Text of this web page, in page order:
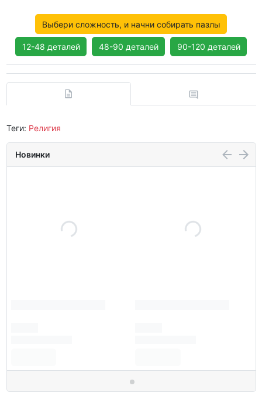
Выбери сложность, и начни собирать пазлы
12-48 деталей 48-90 деталей 90-120 деталей
Теги: Религия
Новинки